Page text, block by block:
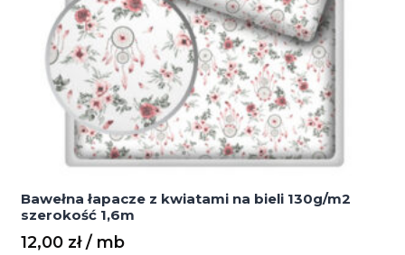
Bawełna łapacze z kwiatami na bieli 130g/m2
szerokość 1,6m
12,00 zł